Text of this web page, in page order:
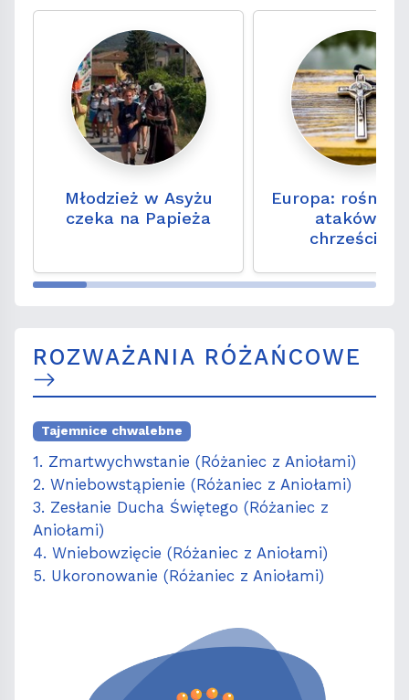
Młodzież w Asyżu
czeka na Papieża
Europa: rośnie
ataków na
chrześcijan.
był
ROZWAŻANIA RÓŻAŃCOWE
Tajemnice chwalebne
1. Zmartwychwstanie (Różaniec z Aniołami)
2. Wniebowstąpienie (Różaniec z Aniołami)
3. Zesłanie Ducha Świętego (Różaniec z
Aniołami)
4. Wniebowzięcie (Różaniec z Aniołami)
5. Ukoronowanie (Różaniec z Aniołami)